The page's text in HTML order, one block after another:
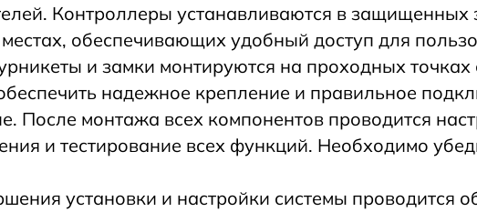
Контроллеры устанавливаются в защищенных
обеспечивающих удобный доступ для
и замки монтируются на проходных
надежное крепление и правильное
После монтажа всех компонентов проводится
и тестирование всех функций. Необходимо
установки и настройки системы проводится